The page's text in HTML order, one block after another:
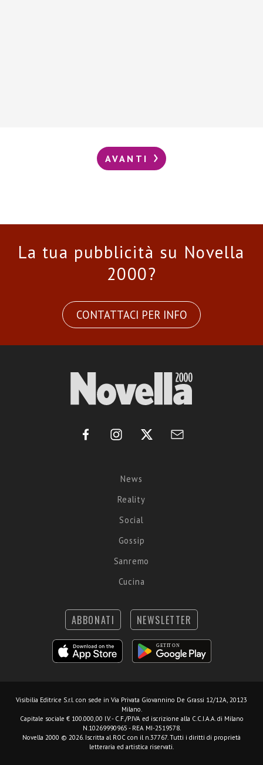
AVANTI
La tua pubblicità su Novella
2000?
CONTATTACI PER INFO
News
Reality
Social
Gossip
Sanremo
Cucina
ABBONATI NEWSLETTER
Visibilia Editrice S.r.l. con sede in Via Privata Giovannino De Grassi 12/12A, 20123
Milano.
Capitale sociale € 100.000,00 I.V. - C.F./P.IVA ed iscrizione alla C.C.I.A.A. di Milano
N.10269990965 - REA MI-2519578.
Novella 2000 © 2026. Iscritta al ROC con il n.37767. Tutti i diritti di proprietà
letteraria ed artistica riservati.